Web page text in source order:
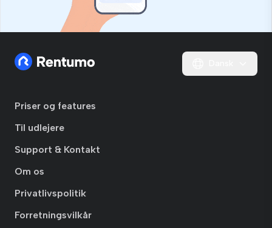
Priser og features
Til udlejere
Support & Kontakt
Om os
Privatlivspolitik
Forretningsvilkår